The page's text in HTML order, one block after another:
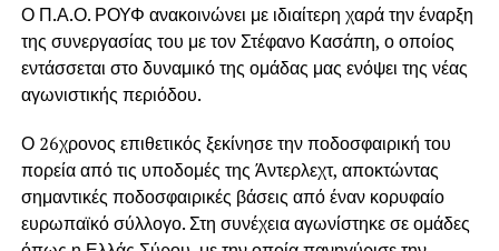
Ο Π.Α.Ο. ΡΟΥΦ ανακοινώνει με ιδιαίτερη χαρά την έναρξη
της συνεργασίας του με τον Στέφανο Κασάπη, ο οποίος
εντάσσεται στο δυναμικό της ομάδας μας ενόψει της νέας
αγωνιστικής περιόδου.
Ο 26χρονος επιθετικός ξεκίνησε την ποδοσφαιρική του
πορεία από τις υποδομές της Άντερλεχτ, αποκτώντας
σημαντικές ποδοσφαιρικές βάσεις από έναν κορυφαίο
ευρωπαϊκό σύλλογο. Στη συνέχεια αγωνίστηκε σε ομάδες